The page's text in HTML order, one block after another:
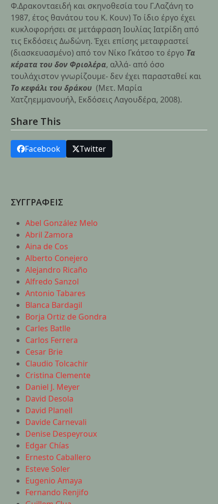
Φ.Δρακονταειδή και σκηνοθεσία του Γ.Λαζάνη το
1987, έτος θανάτου του Κ. Κουν) Το ίδιο έργο έχει
κυκλοφορήσει σε μετάφραση Ιουλίας Ιατρίδη από
τις Εκδόσεις Δωδώνη. Έχει επίσης μεταφραστεί
(διασκευασμένο) από τον Νίκο Γκάτσο το έργο Τα
κέρατα του δον Φριολέρα, αλλά- από όσο
τουλάχιστον γνωρίζουμε- δεν έχει παρασταθεί και
Το κεφάλι του δράκου (Μετ. Μαρία
Χατζηεμμανουήλ, Εκδόσεις Λαγουδέρα, 2008).
Share This
Facebook Twitter
ΣΥΓΓΡΑΦΕΙΣ
Abel González Melo
Abril Zamora
Aina de Cos
Alberto Conejero
Alejandro Ricaño
Alfredo Sanzol
Antonio Tabares
Blanca Bardagil
Borja Ortiz de Gondra
Carles Batlle
Carlos Ferrera
Cesar Brie
Claudio Tolcachir
Cristina Clemente
Daniel J. Meyer
David Desola
David Planell
Davide Carnevali
Denise Despeyroux
Edgar Chías
Ernesto Caballero
Esteve Soler
Eugenio Amaya
Fernando Renjifo